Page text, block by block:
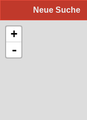
Neue Suche
+
-